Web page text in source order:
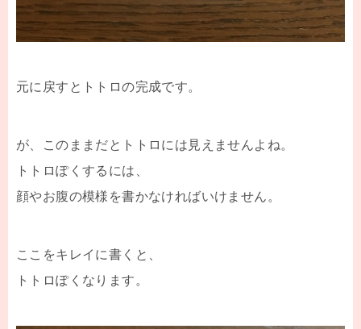
元に戻すとトトロの完成です。
が、このままだとトトロには見えませんよね。
トトロぽくするには、
顔やお腹の模様を書かなければいけません。
ここをキレイに書くと、
トトロぽくなります。